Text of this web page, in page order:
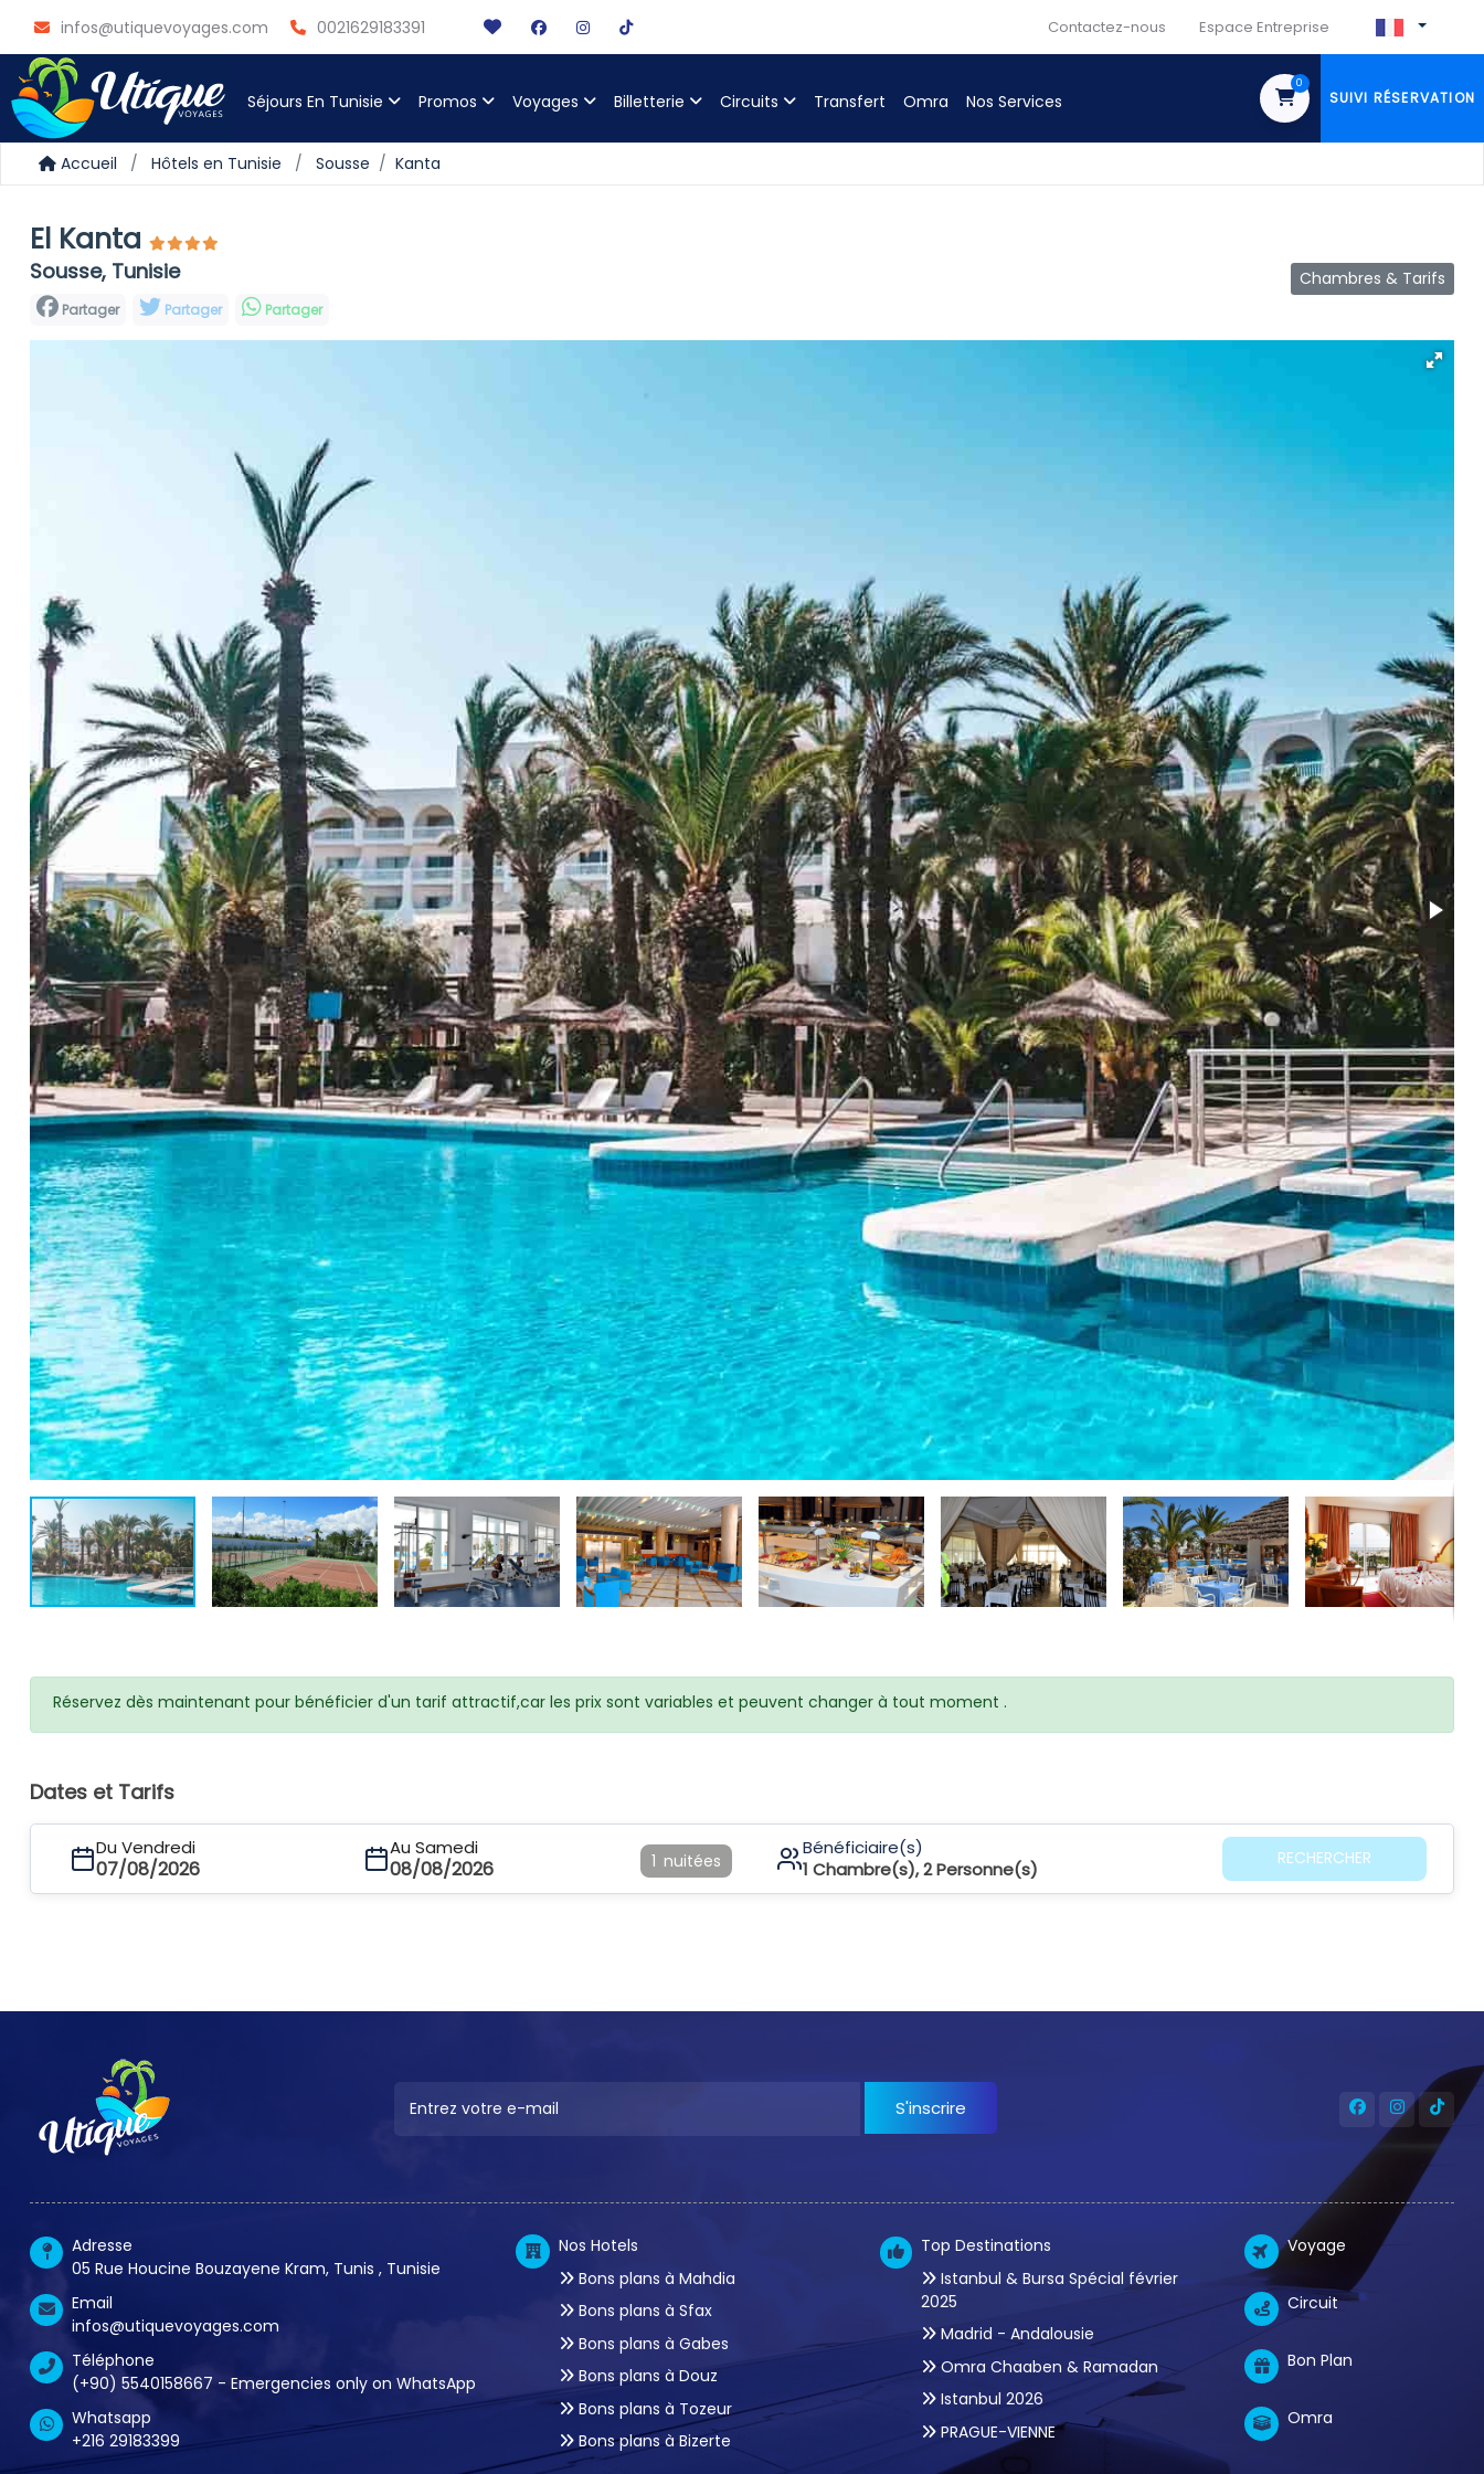
infos@utiquevoyages.com 0021629183391 Contactez-nous Espace Entreprise
Séjours En Tunisie Promos Voyages Billetterie Circuits Transfert Omra Nos Services
0
SUIVI RÉSERVATION
Accueil Hôtels en Tunisie Sousse Kanta
El Kanta
Sousse, Tunisie
Partager Partager Partager
Chambres & Tarifs
Réservez dès maintenant pour bénéficier d'un tarif attractif,car les prix sont variables et peuvent changer à tout moment .
Dates et Tarifs
Du Vendredi
07/08/2026
Au Samedi
08/08/2026 1 nuitées
Bénéficiaire(s)
1 Chambre(s),2Personne(s) RECHERCHER
S'inscrire
Adresse
05 Rue Houcine Bouzayene Kram, Tunis , Tunisie
Email
infos@utiquevoyages.com
Téléphone
(+90) 5540158667 - Emergencies only on WhatsApp
Whatsapp
+216 29183399
Nos Hotels
Bons plans à Mahdia
Bons plans à Sfax
Bons plans à Gabes
Bons plans à Douz
Bons plans à Tozeur
Bons plans à Bizerte
Top Destinations
Istanbul & Bursa Spécial février
2025
Madrid - Andalousie
Omra Chaaben & Ramadan
Istanbul 2026
PRAGUE-VIENNE
Voyage
Circuit
Bon Plan
Omra